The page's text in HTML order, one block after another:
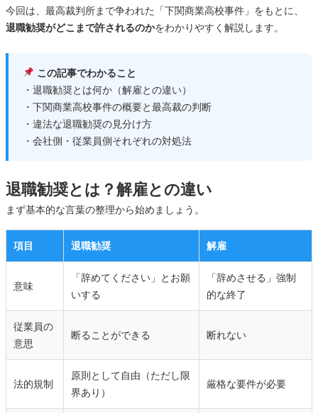
今回は、最高裁判所まで争われた「下関商業高校事件」をもとに、
退職勧奨がどこまで許されるのかをわかりやすく解説します。
この記事でわかること
・退職勧奨とは何か（解雇との違い）
・下関商業高校事件の概要と最高裁の判断
・違法な退職勧奨の見分け方
・会社側・従業員側それぞれの対処法
退職勧奨とは？解雇との違い
まず基本的な言葉の整理から始めましょう。
項目 退職勧奨 解雇
意味
「辞めてください」とお願
いする
「辞めさせる」強制
的な終了
従業員の
意思
断ることができる 断れない
法的規制
原則として自由（ただし限
界あり）
厳格な要件が必要